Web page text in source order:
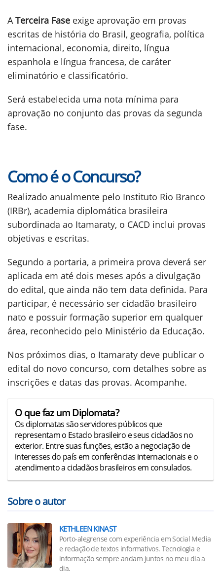
ATerceira Fase exige aprovação em provas
escritas de história do Brasil, geografia, política
internacional, economia, direito, língua
espanhola e língua francesa, de caráter
eliminatório e classificatório.
Será estabelecida uma nota mínima para
aprovação no conjunto das provas da segunda
fase.
Como é o Concurso?
Realizado anualmente pelo Instituto Rio Branco
(IRBr), academia diplomática brasileira
subordinada ao Itamaraty, o CACD inclui provas
objetivas e escritas.
Segundo a portaria, a primeira prova deverá ser
aplicada em até dois meses após a divulgação
do edital, que ainda não tem data definida. Para
participar, é necessário ser cidadão brasileiro
nato e possuir formação superior em qualquer
área, reconhecido pelo Ministério da Educação.
Nos próximos dias, o Itamaraty deve publicar o
edital do novo concurso, com detalhes sobre as
inscrições e datas das provas. Acompanhe.
O que faz um Diplomata?
Os diplomatas são servidores públicos que
representam o Estado brasileiro e seus cidadãos no
exterior. Entre suas funções, estão a negociação de
interesses do país em conferências internacionais e o
atendimento a cidadãos brasileiros em consulados.
Sobre o autor
KETHLEEN KINAST
Porto-alegrense com experiência em Social Media
e redação de textos informativos. Tecnologia e
informação sempre andam juntos no meu dia a
dia.